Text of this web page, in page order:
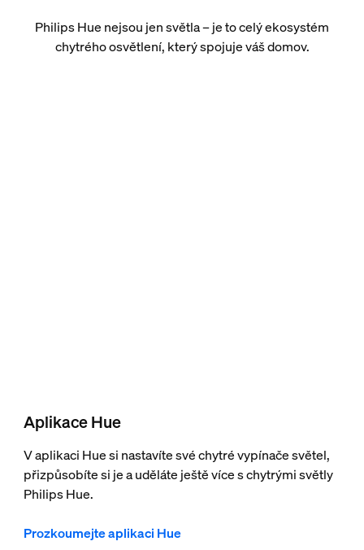
Philips Hue nejsou jen světla – je to celý ekosystém
chytrého osvětlení, který spojuje váš domov.
Aplikace Hue
V aplikaci Hue si nastavíte své chytré vypínače světel,
přizpůsobíte si je a uděláte ještě více s chytrými světly
Philips Hue.
Prozkoumejte aplikaci Hue